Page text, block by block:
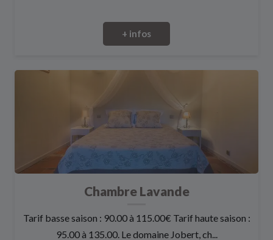
+ infos
Chambre Lavande
Tarif basse saison : 90.00 à 115.00€ Tarif haute saison :
95.00 à 135.00. Le domaine Jobert, ch...